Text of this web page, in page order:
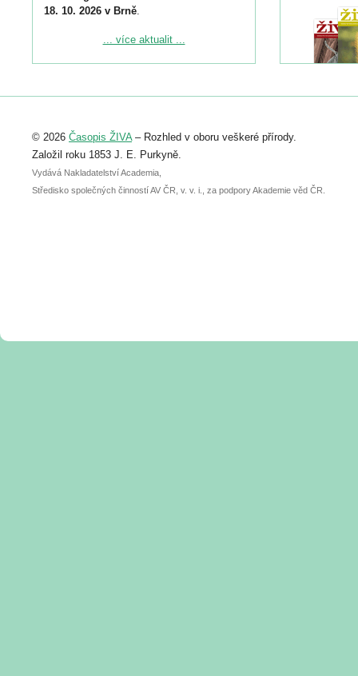
18. 10. 2026 v Brně.
Podrobnější informace ke konferenci
Registrovat se můžete do 6. září.
abstraktu přihlášené přednášky nebo
posteru je už 30. června.
... více aktualit ...
© 2026 Časopis ŽIVA– Rozhled v oboru veškeré přírody.
Založil roku 1853 J. E. Purkyně.
Vydává Nakladatelství Academia,
Středisko společných činností AV ČR, v. v. i., za podpory Akademie věd ČR.